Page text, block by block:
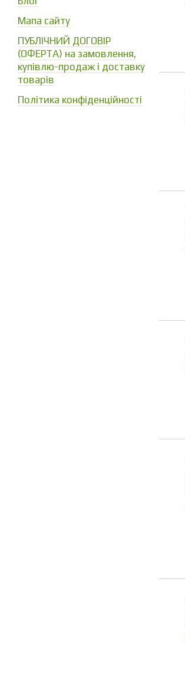
Мапа сайту
ПУБЛІЧНИЙ ДОГОВІР
(ОФЕРТА) на замовлення,
купівлю-продаж і доставку
товарів
Політика конфіденційності